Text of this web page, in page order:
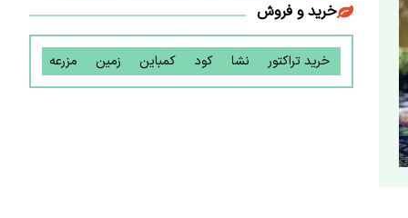
خرید و فروش
خرید تراکتور نشا کود کمباین زمین مزرعه